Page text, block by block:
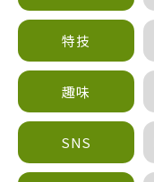
特技
趣味
SNS